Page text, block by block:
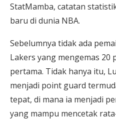
StatMamba, catatan
baru di dunia NBA.
Sebelumnya tidak ada
Lakers yang mengemas 20
pertama. Tidak hanya itu,
menjadi point guard
tepat, di mana ia menjadi
yang mampu mencetak